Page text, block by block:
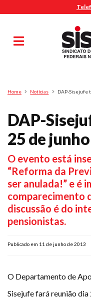
Pesquisa
Home Notícias DAP-Sisejufe
DAP-
25 de junho
O evento está
“Reforma da
ser anulada!” e é
comparecimento
discussão é do
pensionistas.
Publicado em 11 de junho de 2013
O Departamento de
Sisejufe fará reunião dia
MENU
Sindicalize-se
Diretoria
O Sindicato
Agenda
Casa do Alto
Sede Campestre
Nossos Convênios
Gympass Wellhub
Seguro Auto
Assistência Funeral
FacebookInstagram